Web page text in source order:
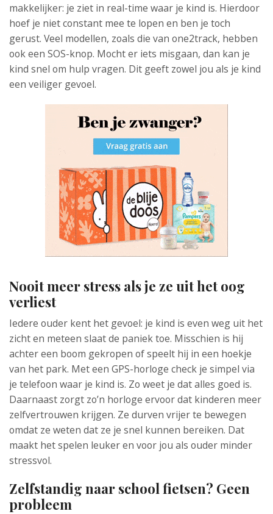
makkelijker: je ziet in real-time waar je kind is. Hierdoor
hoef je niet constant mee te lopen en ben je toch
gerust. Veel modellen, zoals die van one2track, hebben
ook een SOS-knop. Mocht er iets misgaan, dan kan je
kind snel om hulp vragen. Dit geeft zowel jou als je kind
een veiliger gevoel.
Nooit meer stress als je ze uit het oog
verliest
Iedere ouder kent het gevoel: je kind is even weg uit het
zicht en meteen slaat de paniek toe. Misschien is hij
achter een boom gekropen of speelt hij in een hoekje
van het park. Met een GPS-horloge check je simpel via
je telefoon waar je kind is. Zo weet je dat alles goed is.
Daarnaast zorgt zo’n horloge ervoor dat kinderen meer
zelfvertrouwen krijgen. Ze durven vrijer te bewegen
omdat ze weten dat ze je snel kunnen bereiken. Dat
maakt het spelen leuker en voor jou als ouder minder
stressvol.
Zelfstandig naar school fietsen? Geen
probleem